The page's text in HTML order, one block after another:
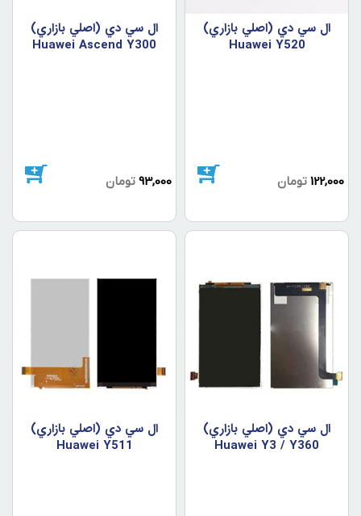
ال سي دي (اصلي بازاري)
Huawei Y520
122,000 تومان
ال سي دي (اصلي بازاري)
Huawei Ascend Y300
93,000 تومان
ال سي دي (اصلي بازاري)
Huawei Y3 / Y360
ال سي دي (اصلي بازاري)
Huawei Y511